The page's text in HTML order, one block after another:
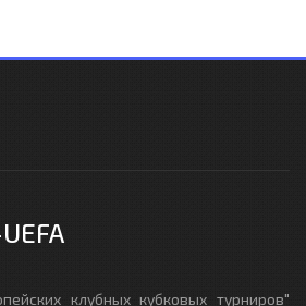
клубных кубковых турниров"